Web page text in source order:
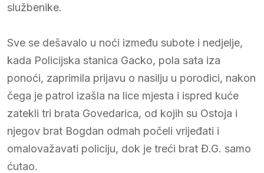
službenike.
Sve se dešavalo u noći između subote i nedjelje,
kada Policijska stanica Gacko, pola sata iza
ponoći, zaprimila prijavu o nasilju u porodici, nakon
čega je patrol izašla na lice mjesta i ispred kuće
zatekli tri brata Govedarica, od kojih su Ostoja i
njegov brat Bogdan odmah počeli vrijeđati i
omalovažavati policiju, dok je treći brat Đ.G. samo
ćutao.